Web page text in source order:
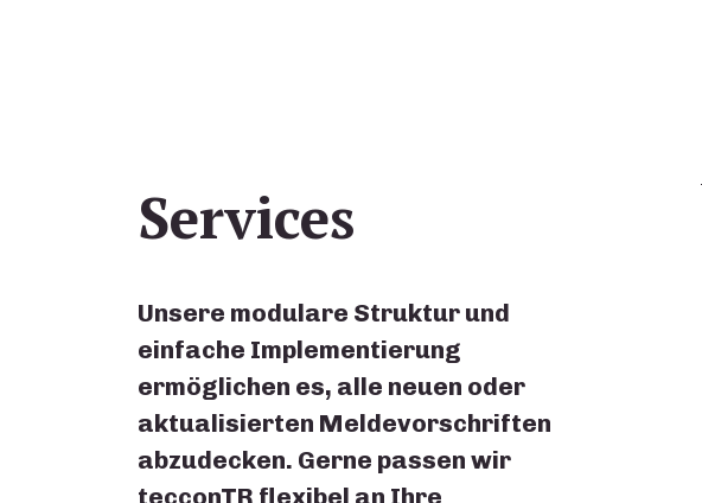
Services
Unsere modulare Struktur und
einfache Implementierung
ermöglichen es, alle neuen oder
aktualisierten Meldevorschriften
abzudecken. Gerne passen wir
tecconTR flexibel an Ihre